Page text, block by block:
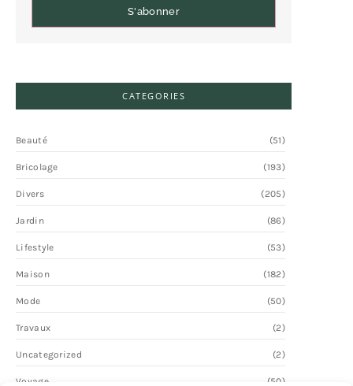
S'abonner
CATEGORIES
Beauté (51)
Bricolage (193)
Divers (205)
Jardin (86)
Lifestyle (53)
Maison (182)
Mode (50)
Travaux (2)
Uncategorized (2)
Voyage (50)